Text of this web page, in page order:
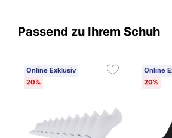
Passend zu Ihrem Schuh
Online Exklusiv
20%
Online
20%